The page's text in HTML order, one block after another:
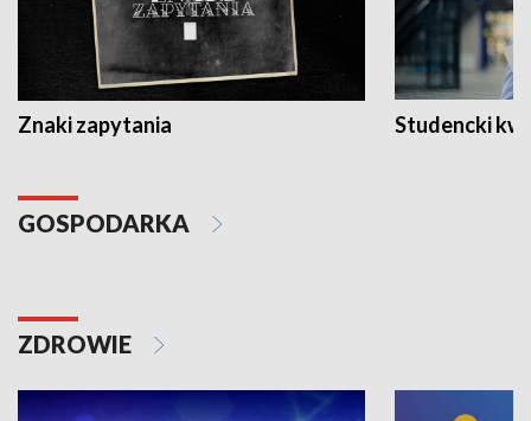
Znaki zapytania Studencki
GOSPODARKA
ZDROWIE